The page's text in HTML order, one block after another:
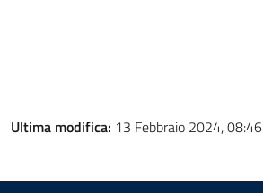
Ultima modifica: 13 Febbraio 2024, 08:46